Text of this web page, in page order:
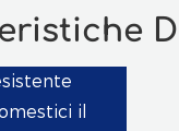
il